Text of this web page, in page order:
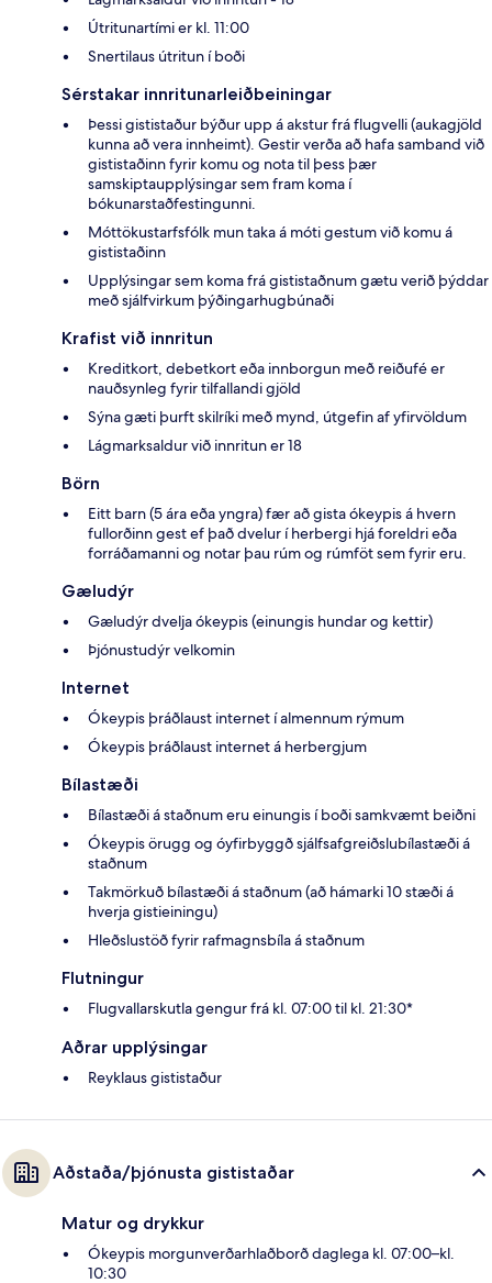
Útritunartími er kl. 11:00
Snertilaus útritun í boði
Sérstakar innritunarleiðbeiningar
Þessi gististaður býður upp á akstur frá flugvelli (aukagjöld
kunna að vera innheimt). Gestir verða að hafa samband við
gististaðinn fyrir komu og nota til þess þær
samskiptaupplýsingar sem fram koma í
bókunarstaðfestingunni.
Móttökustarfsfólk mun taka á móti gestum við komu á
gististaðinn
Upplýsingar sem koma frá gististaðnum gætu verið þýddar
með sjálfvirkum þýðingarhugbúnaði
Krafist við innritun
Kreditkort, debetkort eða innborgun með reiðufé er
nauðsynleg fyrir tilfallandi gjöld
Sýna gæti þurft skilríki með mynd, útgefin af yfirvöldum
Lágmarksaldur við innritun er 18
Börn
Eitt barn (5 ára eða yngra) fær að gista ókeypis á hvern
fullorðinn gest ef það dvelur í herbergi hjá foreldri eða
forráðamanni og notar þau rúm og rúmföt sem fyrir eru.
Gæludýr
Gæludýr dvelja ókeypis (einungis hundar og kettir)
Þjónustudýr velkomin
Internet
Ókeypis þráðlaust internet í almennum rýmum
Ókeypis þráðlaust internet á herbergjum
Bílastæði
Bílastæði á staðnum eru einungis í boði samkvæmt beiðni
Ókeypis örugg og óyfirbyggð sjálfsafgreiðslubílastæði á
staðnum
Takmörkuð bílastæði á staðnum (að hámarki 10 stæði á
hverja gistieiningu)
Hleðslustöð fyrir rafmagnsbíla á staðnum
Flutningur
Flugvallarskutla gengur frá kl. 07:00 til kl. 21:30*
Aðrar upplýsingar
Reyklaus gististaður
Aðstaða/þjónusta gististaðar
Matur og drykkur
Ókeypis morgunverðarhlaðborð daglega kl. 07:00–kl.
10:30